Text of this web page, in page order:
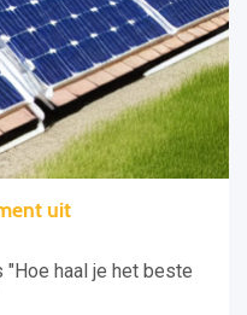
uit
haal je het beste